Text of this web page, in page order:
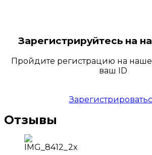
Зарегистрируйтесь на
Пройдите регистрацию на
ваш ID
Отзывы